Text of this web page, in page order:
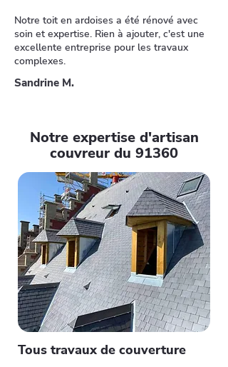
Notre toit en ardoises a été rénové avec
soin et expertise. Rien à ajouter, c'est une
excellente entreprise pour les travaux
complexes.
Sandrine M.
Notre expertise d'artisan
couvreur du 91360
Tous travaux de couverture